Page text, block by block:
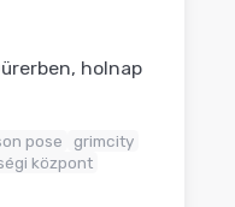
holnap
pose
grimcity
központ